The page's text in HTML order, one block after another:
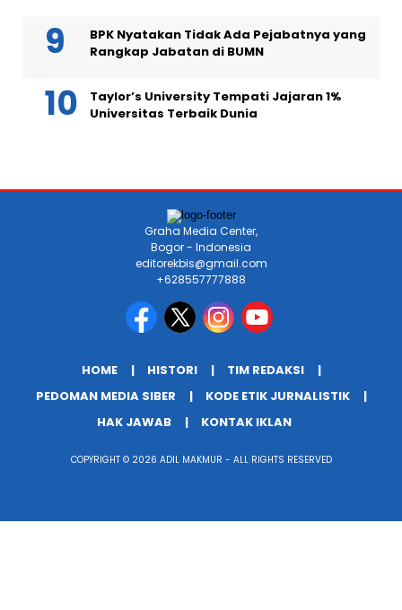
BPK Nyatakan Tidak Ada Pejabatnya yang
Rangkap Jabatan di BUMN
Taylor’s University Tempati Jajaran 1%
Universitas Terbaik Dunia
Graha Media Center,
Bogor - Indonesia
editorekbis@gmail.com
+628557777888
HOME HISTORI
TIM REDAKSI
PEDOMAN MEDIA SIBER
KODE ETIK JURNALISTIK
HAK JAWAB
KONTAK IKLAN
COPYRIGHT © 2026 ADIL MAKMUR - ALL RIGHTS RESERVED